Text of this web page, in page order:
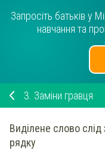
Запросіть батьків у
навчання та
3. Заміни гравця
Виділене слово
рядку